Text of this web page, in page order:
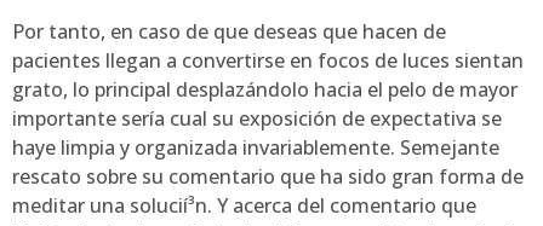
Por tanto, en caso de que deseas que hacen de
pacientes llegan a convertirse en focos de luces sientan
grato, lo principal desplazándolo hacia el pelo de mayor
importante serí­a cual su exposición de expectativa se
haye limpia y organizada invariablemente. Semejante
rescato sobre su comentario que ha sido gran forma de
meditar una solucií³n. Y acerca del comentario que